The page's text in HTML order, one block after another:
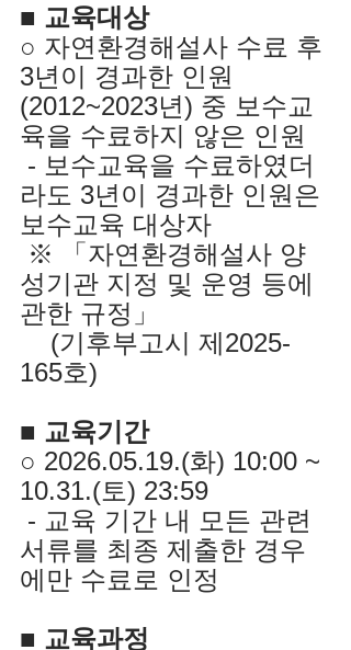
■ 교육대상
○ 자연환경해설사 수료 후
3년이 경과한 인원
(2012~2023년) 중 보수교
육을 수료하지 않은 인원
- 보수교육을 수료하였더
라도 3년이 경과한 인원은
보수교육 대상자
※ 「자연환경해설사 양
성기관 지정 및 운영 등에
관한 규정」
(기후부고시 제2025-
165호)
■ 교육기간
○ 2026.05.19.(화) 10:00 ~
10.31.(토) 23:59
- 교육 기간 내 모든 관련
서류를 최종 제출한 경우
에만 수료로 인정
■ 교육과정